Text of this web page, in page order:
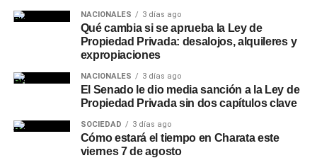
NACIONALES 3 días ago
Qué cambia si se aprueba la Ley de
Propiedad Privada: desalojos, alquileres y
expropiaciones
NACIONALES 3 días ago
El Senado le dio media sanción a la Ley de
Propiedad Privada sin dos capítulos clave
SOCIEDAD 3 días ago
Cómo estará el tiempo en Charata este
viernes 7 de agosto